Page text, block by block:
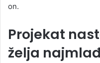
on.
Projekat
želja